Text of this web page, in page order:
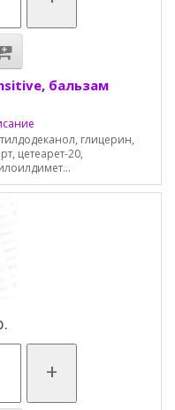
бальзам
глицерин,
цетеарет-20,
+